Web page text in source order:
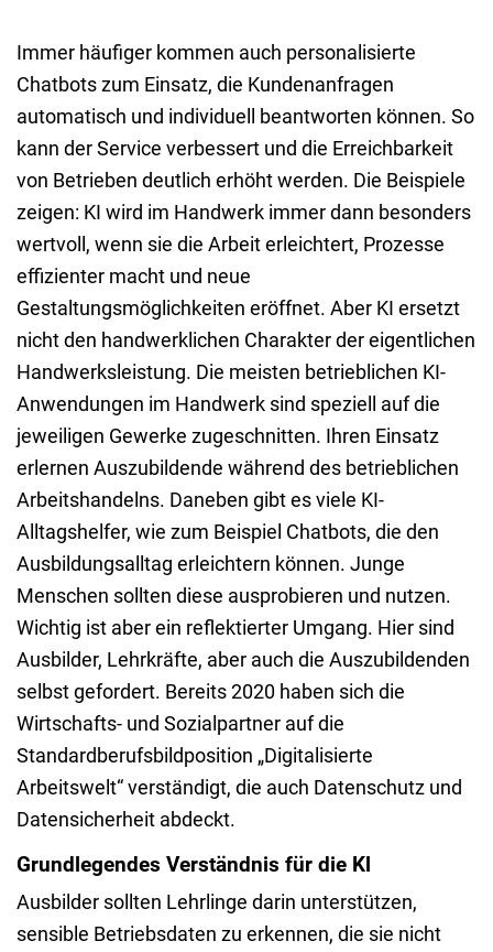
Immer häufiger kommen auch personalisierte
Chatbots zum Einsatz, die Kundenanfragen
automatisch und individuell beantworten können. So
kann der Service verbessert und die Erreichbarkeit
von Betrieben deutlich erhöht werden. Die Beispiele
zeigen: KI wird im Handwerk immer dann besonders
wertvoll, wenn sie die Arbeit erleichtert, Prozesse
effizienter macht und neue
Gestaltungsmöglichkeiten eröffnet. Aber KI ersetzt
nicht den handwerklichen Charakter der eigentlichen
Handwerksleistung. Die meisten betrieblichen KI-
Anwendungen im Handwerk sind speziell auf die
jeweiligen Gewerke zugeschnitten. Ihren Einsatz
erlernen Auszubildende während des betrieblichen
Arbeitshandelns. Daneben gibt es viele KI-
Alltagshelfer, wie zum Beispiel Chatbots, die den
Ausbildungsalltag erleichtern können. Junge
Menschen sollten diese ausprobieren und nutzen.
Wichtig ist aber ein reflektierter Umgang. Hier sind
Ausbilder, Lehrkräfte, aber auch die Auszubildenden
selbst gefordert. Bereits 2020 haben sich die
Wirtschafts- und Sozialpartner auf die
Standardberufsbildposition „Digitalisierte
Arbeitswelt“ verständigt, die auch Datenschutz und
Datensicherheit abdeckt.
Grundlegendes Verständnis für die Kl
Ausbilder sollten Lehrlinge darin unterstützen,
sensible Betriebsdaten zu erkennen, die sie nicht